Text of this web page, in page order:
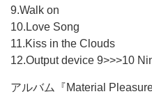
9.Walk on
10.Love Song
11.Kiss in the Clouds
12.Output device 9>>>10
アルバム『Material